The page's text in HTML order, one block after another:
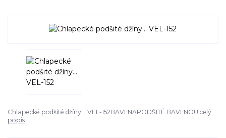
Chlapecké podšité džíny... VEL-152BAVLNAPODŠITÉ BAVLNOU celý
popis